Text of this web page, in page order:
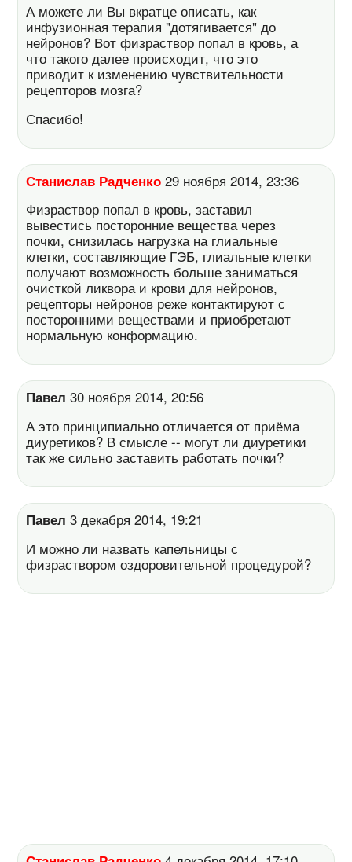
А можете ли Вы вкратце описать, как
инфузионная терапия "дотягивается" до
нейронов? Вот физраствор попал в кровь, а
что такого далее происходит, что это
приводит к изменению чувствительности
рецепторов мозга?
Спасибо!
Станислав Радченко 29 ноября 2014, 23:36
Физраствор попал в кровь, заставил
вывестись посторонние вещества через
почки, снизилась нагрузка на глиальные
клетки, составляющие ГЭБ, глиальные клетки
получают возможность больше заниматься
очисткой ликвора и крови для нейронов,
рецепторы нейронов реже контактируют с
посторонними веществами и приобретают
нормальную конформацию.
Павел 30 ноября 2014, 20:56
А это принципиально отличается от приёма
диуретиков? В смысле -- могут ли диуретики
так же сильно заставить работать почки?
Павел 3 декабря 2014, 19:21
И можно ли назвать капельницы с
физраствором оздоровительной процедурой?